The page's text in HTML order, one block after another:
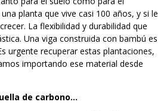
planta que vive casi 100 años, y si le
La flexibilidad y durabilidad que
Una viga construida con bambú es
urgente recuperar estas plantaciones,
importando ese material desde
de carbono…